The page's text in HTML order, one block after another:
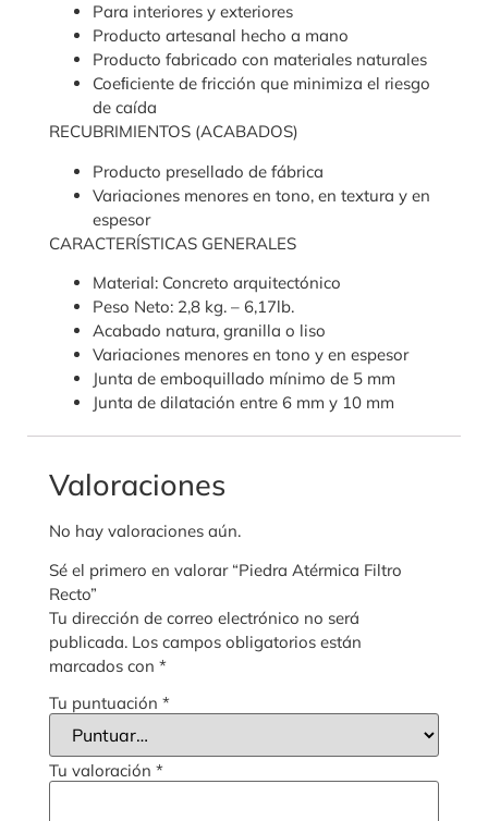
Para interiores y exteriores
Producto artesanal hecho a mano
Producto fabricado con materiales naturales
Coeﬁciente de fricción que minimiza el riesgo
de caída
RECUBRIMIENTOS (ACABADOS)
Producto presellado de fábrica
Variaciones menores en tono, en textura y en
espesor
CARACTERÍSTICAS GENERALES
Material: Concreto arquitectónico
Peso Neto: 2,8 kg. – 6,17lb.
Acabado natura, granilla o liso
Variaciones menores en tono y en espesor
Junta de emboquillado mínimo de 5 mm
Junta de dilatación entre 6 mm y 10 mm
Valoraciones
No hay valoraciones aún.
Sé el primero en valorar “Piedra Atérmica Filtro
Recto”
Tu dirección de correo electrónico no será
publicada. Los campos obligatorios están
marcados con *
Tu puntuación *
Tu valoración *